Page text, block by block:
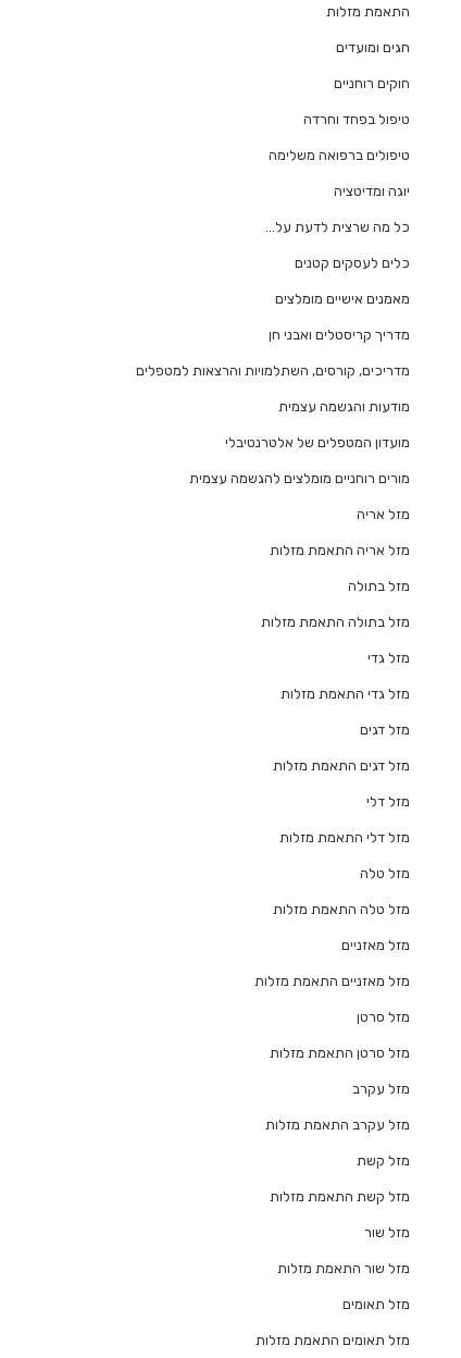
התאמת מזלות
חגים ומועדים
חוקים רוחניים
טיפול בפחד וחרדה
טיפולים ברפואה משלימה
יוגה ומדיטציה
כל מה שרצית לדעת על…
כלים לעסקים קטנים
מאמנים אישיים מומלצים
מדריך קריסטלים ואבני חן
מדריכים, קורסים, השתלמויות והרצאות למטפלים
מודעות והגשמה עצמית
מועדון המטפלים של אלטרנטיבלי
מורים רוחניים מומלצים להגשמה עצמית
מזל אריה
מזל אריה התאמת מזלות
מזל בתולה
מזל בתולה התאמת מזלות
מזל גדי
מזל גדי התאמת מזלות
מזל דגים
מזל דגים התאמת מזלות
מזל דלי
מזל דלי התאמת מזלות
מזל טלה
מזל טלה התאמת מזלות
מזל מאזניים
מזל מאזניים התאמת מזלות
מזל סרטן
מזל סרטן התאמת מזלות
מזל עקרב
מזל עקרב התאמת מזלות
מזל קשת
מזל קשת התאמת מזלות
מזל שור
מזל שור התאמת מזלות
מזל תאומים
מזל תאומים התאמת מזלות